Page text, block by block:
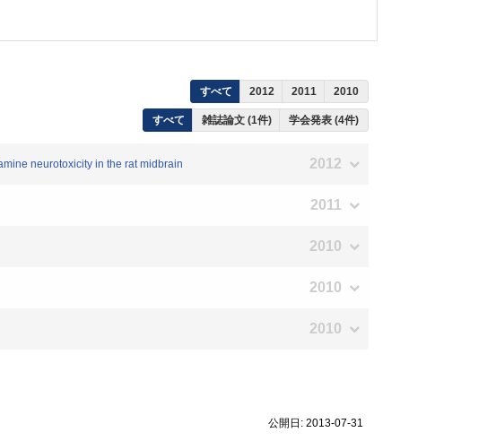
すべて 2012 2011 2010
すべて 雑誌論文 (1件) 学会発表 (4件)
neurotoxicity in the rat midbrain 2012
2011
2010
2010
2010
公開日: 2013-07-31